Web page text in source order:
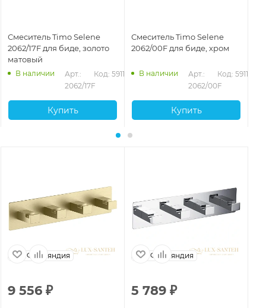
Смеситель Timo Selene
2062/17F для биде, золото
матовый
В наличии
Арт.:
2062/17F
Код: 59118
Купить
Смеситель Timo Selene
2062/00F для биде, хром
В наличии
Арт.:
2062/00F
Код: 59116
Купить
Финляндия
9 556 ₽
Финляндия
5 789 ₽